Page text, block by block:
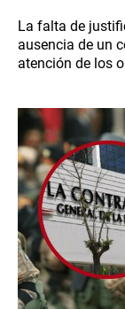
La falta de
ausencia de un
atención de los